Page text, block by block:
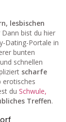
lesbischen
Dann bist du hier
Dating-Portale in
bunten
schnellen
scharfe
erotisches
du Schwule,
Treffen.